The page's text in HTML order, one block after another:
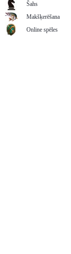
Šahs
Makšķerēšana
Online spēles